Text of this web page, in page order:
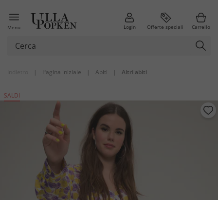
Menu Login Offerte speciali Carrello
| Pagina iniziale | Abiti | Altri abiti
SALDI